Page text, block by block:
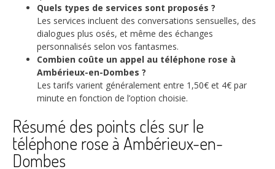
Quels types de services sont proposés ?
Les services incluent des conversations sensuelles, des
dialogues plus osés, et même des échanges
personnalisés selon vos fantasmes.
Combien coûte un appel au téléphone rose à
Ambérieux-en-Dombes ?
Les tarifs varient généralement entre 1,50€ et 4€ par
minute en fonction de l’option choisie.
Résumé des points clés sur le
téléphone rose à Ambérieux-en-
Dombes